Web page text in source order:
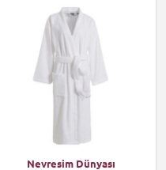
Nevresim Dünyası